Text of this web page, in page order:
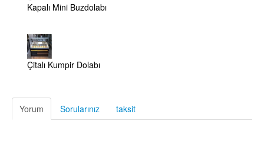
Kapalı Mini Buzdolabı
Çitalı Kumpir Dolabı
Yorum Sorularınız taksit